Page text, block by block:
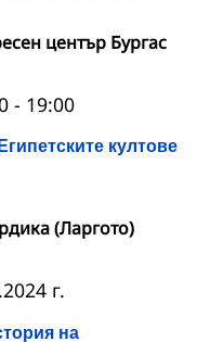
център Бургас
култове
- 19:00
(Ларгото)
на
г.